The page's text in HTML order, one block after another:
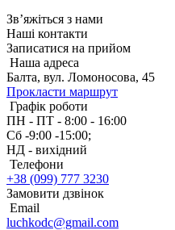
Зв’яжіться з нами
Наші контакти
Записатися на прийом
Наша адреса
Балта, вул. Ломоносова, 45
Прокласти маршрут
Графік роботи
ПН - ПТ - 8:00 - 16:00
Сб -9:00 -15:00;
НД - вихідний
Телефони
+38 (099) 777 3230
Замовити дзвінок
Email
luchkodc@gmail.com